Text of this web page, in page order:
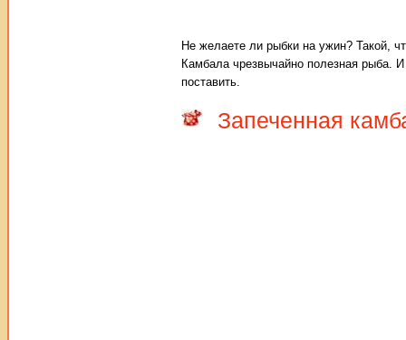
Не желаете ли рыбки на ужин? Такой,
Камбала чрезвычайно полезная рыба.
поставить.
Запеченная